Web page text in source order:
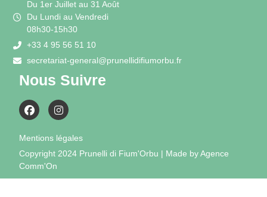
Du 1er Juillet au 31 Août
Du Lundi au Vendredi
08h30-15h30
+33 4 95 56 51 10
secretariat-general@prunellidifiumorbu.fr
Nous Suivre
Mentions légales
Copyright 2024 Prunelli di Fium'Orbu | Made by Agence
Comm'On